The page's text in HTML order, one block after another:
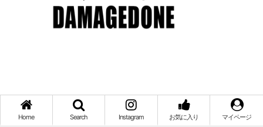
Home Search Instagram お気に入り マイページ